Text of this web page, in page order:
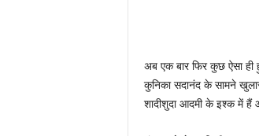
अब एक बार फिर कुछ ऐसा ही
कुनिका सदानंद के सामने
शादीशुदा आदमी के इश्क में हैं